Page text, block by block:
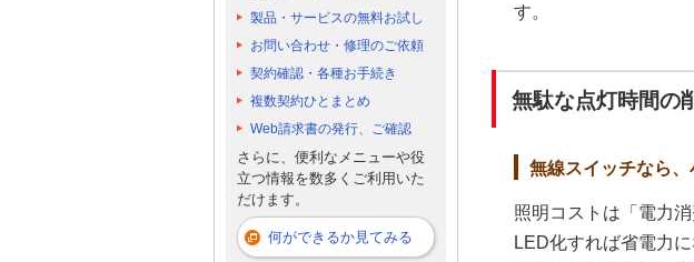
す。
無駄な点灯時間の
無線スイッチなら
照明コストは「電力
LED化すれば省電力
製品・サービスの無料お試し
お問い合わせ・修理のご依頼
契約確認・各種お手続き
複数契約ひとまとめ
Web請求書の発行、ご確認
さらに、便利なメニューや役
立つ情報を数多くご利用いた
だけます。
何ができるか見てみる